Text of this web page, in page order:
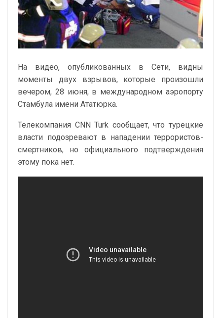
На видео, опубликованных в Сети, видны
моменты двух взрывов, которые произошли
вечером, 28 июня, в международном аэропорту
Стамбула имени Ататюрка.
Телекомпания CNN Turk сообщает, что турецкие
власти подозревают в нападении террористов-
смертников, но официального подтверждения
этому пока нет.